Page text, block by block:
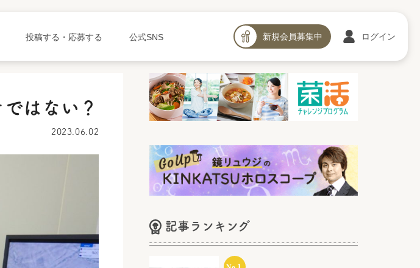
投稿する・応募する 公式SNS 新規会員募集中 ログイン
はない？
2023.06.02
記事ランキング